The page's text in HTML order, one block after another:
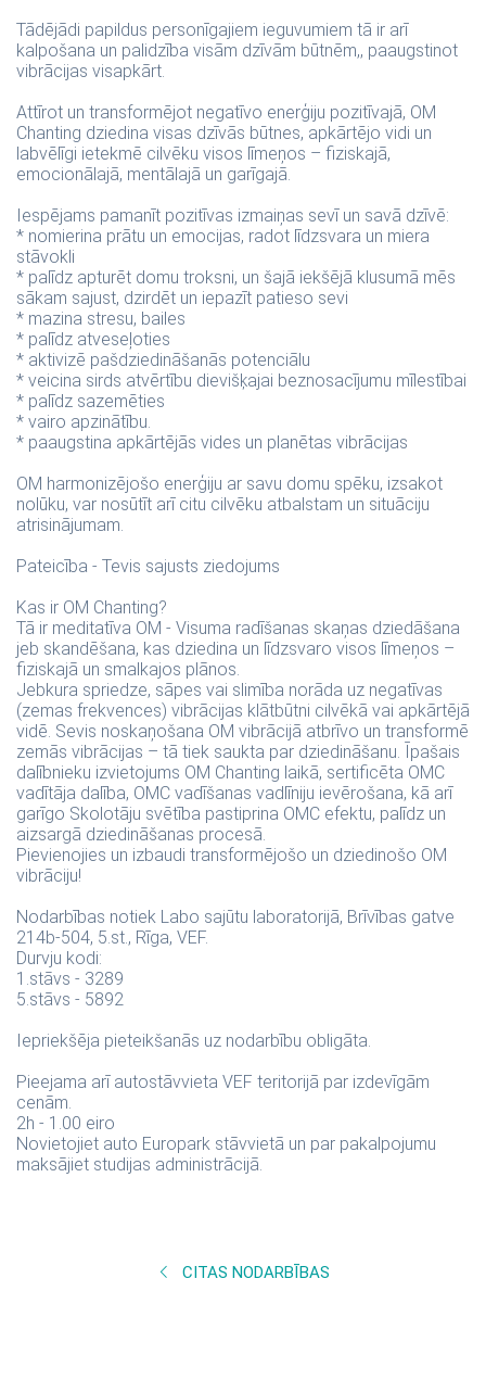
Tādējādi papildus personīgajiem ieguvumiem tā ir arī
kalpošana un palidzība visām dzīvām būtnēm,, paaugstinot
vibrācijas visapkārt.
Attīrot un transformējot negatīvo enerģiju pozitīvajā, OM
Chanting dziedina visas dzīvās būtnes, apkārtējo vidi un
labvēlīgi ietekmē cilvēku visos līmeņos – fiziskajā,
emocionālajā, mentālajā un garīgajā.
Iespējams pamanīt pozitīvas izmaiņas sevī un savā dzīvē:
* nomierina prātu un emocijas, radot līdzsvara un miera
stāvokli
* palīdz apturēt domu troksni, un šajā iekšējā klusumā mēs
sākam sajust, dzirdēt un iepazīt patieso sevi
* mazina stresu, bailes
* palīdz atveseļoties
* aktivizē pašdziedināšanās potenciālu
* veicina sirds atvērtību dievišķajai beznosacījumu mīlestībai
* palīdz sazemēties
* vairo apzinātību.
* paaugstina apkārtējās vides un planētas vibrācijas
OM harmonizējošo enerģiju ar savu domu spēku, izsakot
nolūku, var nosūtīt arī citu cilvēku atbalstam un situāciju
atrisinājumam.
Pateicība - Tevis sajusts ziedojums
Kas ir OM Chanting?
Tā ir meditatīva OM - Visuma radīšanas skaņas dziedāšana
jeb skandēšana, kas dziedina un līdzsvaro visos līmeņos –
fiziskajā un smalkajos plānos.
Jebkura spriedze, sāpes vai slimība norāda uz negatīvas
(zemas frekvences) vibrācijas klātbūtni cilvēkā vai apkārtējā
vidē. Sevis noskaņošana OM vibrācijā atbrīvo un transformē
zemās vibrācijas – tā tiek saukta par dziedināšanu. Īpašais
dalībnieku izvietojums OM Chanting laikā, sertificēta OMC
vadītāja dalība, OMC vadīšanas vadlīniju ievērošana, kā arī
garīgo Skolotāju svētība pastiprina OMC efektu, palīdz un
aizsargā dziedināšanas procesā.
Pievienojies un izbaudi transformējošo un dziedinošo OM
vibrāciju!
Nodarbības notiek Labo sajūtu laboratorijā, Brīvības gatve
214b-504, 5.st., Rīga, VEF.
Durvju kodi:
1.stāvs - 3289
5.stāvs - 5892
Iepriekšēja pieteikšanās uz nodarbību obligāta.
Pieejama arī autostāvvieta VEF teritorijā par izdevīgām
cenām.
2h - 1.00 eiro
Novietojiet auto Europark stāvvietā un par pakalpojumu
maksājiet studijas administrācijā.
CITAS NODARBĪBAS